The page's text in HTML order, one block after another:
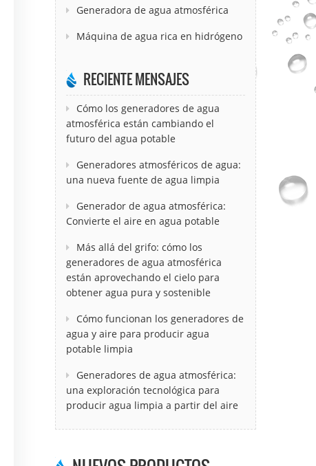
Generadora de agua atmosférica
Máquina de agua rica en hidrógeno
RECIENTE MENSAJES
Cómo los generadores de agua
atmosférica están cambiando el
futuro del agua potable
Generadores atmosféricos de agua:
una nueva fuente de agua limpia
Generador de agua atmosférica:
Convierte el aire en agua potable
Más allá del grifo: cómo los
generadores de agua atmosférica
están aprovechando el cielo para
obtener agua pura y sostenible
Cómo funcionan los generadores de
agua y aire para producir agua
potable limpia
Generadores de agua atmosférica:
una exploración tecnológica para
producir agua limpia a partir del aire